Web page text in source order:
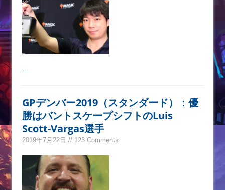
GPデンバー2019（スタンダード）：優
勝はバントスケープシフトのLuis
Scott-Vargas選手
2019年7月22日 // 123 Comments